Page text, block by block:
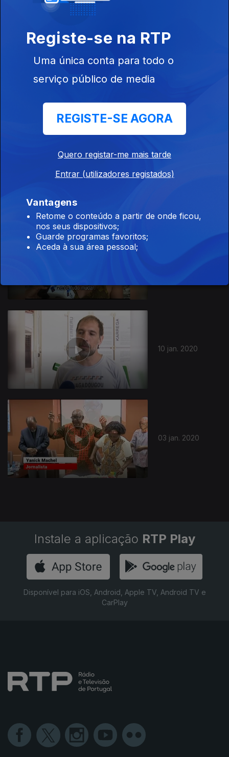
24 jan. 2020
10 jan. 2020
03 jan. 2020
448182
Instale a aplicação RTP Play
Disponível para iOS, Android, Apple TV, Android TV e
CarPlay
Registe-se na RTP
Uma única conta para todo o
serviço público de media
REGISTE-SE AGORA
Quero registar-me mais tarde
Entrar (utilizadores registados)
Vantagens
Retome o conteúdo a partir de onde ficou,
nos seus dispositivos;
Guarde programas favoritos;
Aceda à sua área pessoal;